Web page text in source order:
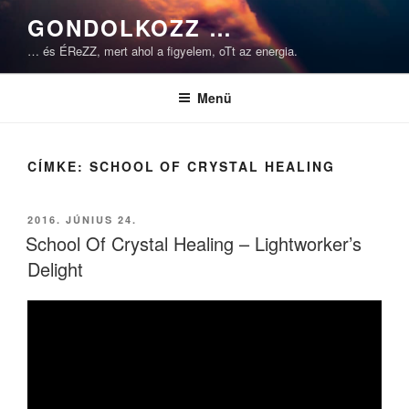
Tartalomhoz
GONDOLKOZZ …
… és ÉReZZ, mert ahol a figyelem, oTt az energia.
Menü
CÍMKE: SCHOOL OF CRYSTAL HEALING
BEKÜLDVE:
2016. JÚNIUS 24.
School Of Crystal Healing – Lightworker’s
Delight